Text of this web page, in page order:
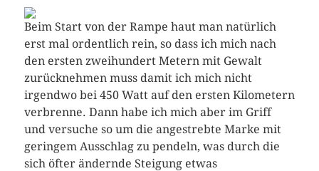
Beim Start von der Rampe haut man natürlich
erst mal ordentlich rein, so dass ich mich nach
den ersten zweihundert Metern mit Gewalt
zurücknehmen muss damit ich mich nicht
irgendwo bei 450 Watt auf den ersten Kilometern
verbrenne. Dann habe ich mich aber im Griff
und versuche so um die angestrebte Marke mit
geringem Ausschlag zu pendeln, was durch die
sich öfter ändernde Steigung etwas